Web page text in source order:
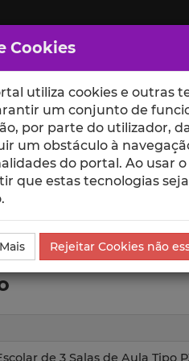
de Investigação
de 3 Salas de Aula Tipo
Cookies
utiliza cookies e outras
um conjunto de
por parte do utilizador,
um obstáculo à
do portal. Ao usar
que estas tecnologias
Rejeitar Cookies não